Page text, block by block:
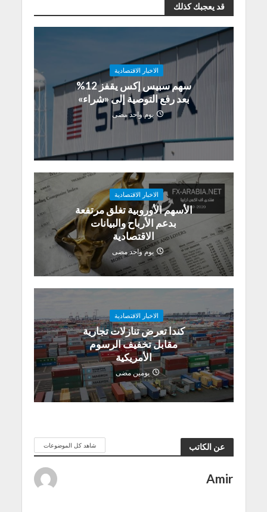
قد يعجبك كذلك
الاخبار الاقتصادية
سهم سبيس إكس يقفز 12%
بعد رفع التوصية إلى «شراء»
يوم واحد مضى
الاخبار الاقتصادية
الأسهم الأوروبية تغلق مرتفعة
بدعم الأرباح والبيانات
الاقتصادية
يوم واحد مضى
الاخبار الاقتصادية
كندا تعرض تنازلات تجارية
مقابل تخفيف الرسوم
الأمريكية
يومين مضى
عن الكاتب شاهد كل الموضوعات
Amir